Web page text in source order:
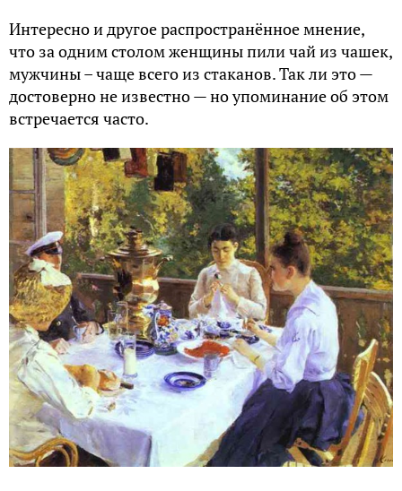
Интересно и другое распространённое мнение,
что за одним столом женщины пили чай из чашек,
мужчины – чаще всего из стаканов. Так ли это —
достоверно не известно — но упоминание об этом
встречается часто.